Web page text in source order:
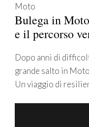
Moto
Bulega in
e il percorso
Dopo anni di
grande salto in
Un viaggio di